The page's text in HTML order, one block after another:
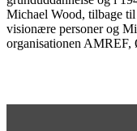
Michael Wood, tilbage
visionære personer og
organisationen